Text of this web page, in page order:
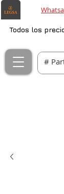
Todos los